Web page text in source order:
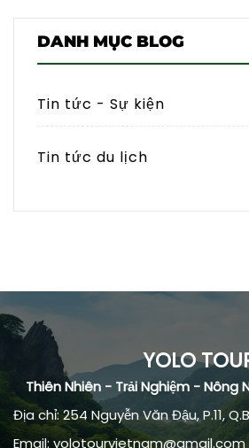
DANH MỤC BLOG
Tin tức - Sự kiện
Tin tức du lịch
YOLO
Thiên Nhiên - Trải Nghiệm - Nông
Địa chỉ: 254 Nguyễn Văn Đậu, P.11,
Email: yolotourvietnam@gmail.com